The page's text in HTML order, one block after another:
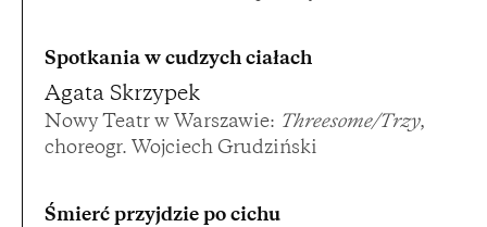
Spotkania w cudzych ciałach
Agata Skrzypek
Nowy Teatr w Warszawie: Threesome/Trzy,
choreogr. Wojciech Grudziński
Śmierć przyjdzie po cichu